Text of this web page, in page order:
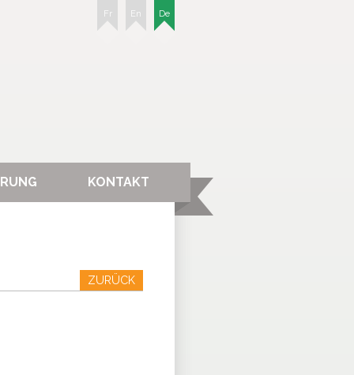
De
En
Fr
KONTAKT
ZURÜCK